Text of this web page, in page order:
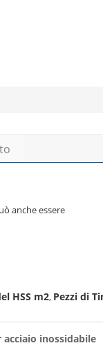
anche essere
HSS m2, Pezzi di
inossidabile